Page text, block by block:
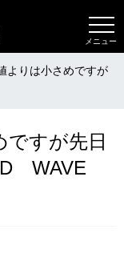
メニュー
よりは小さめですが
すが先日
WAVE